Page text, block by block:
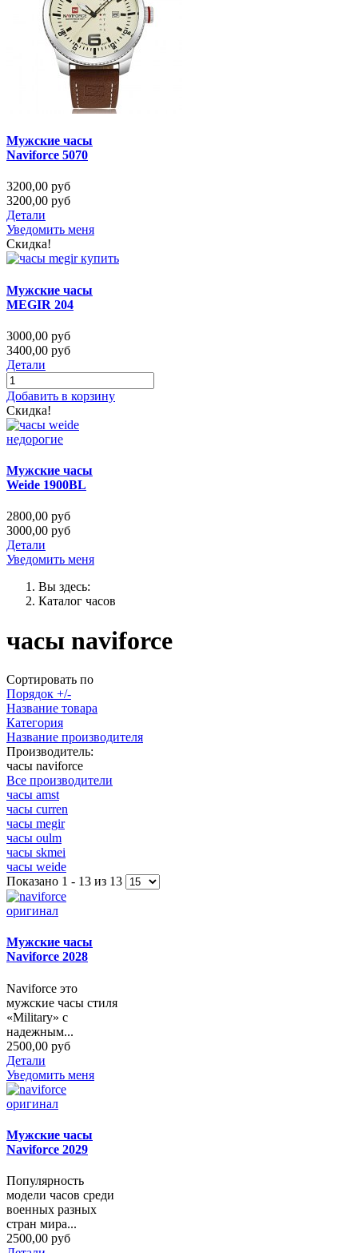
Мужские часы
Naviforce 5070
3200,00 руб
3200,00 руб
Детали
Уведомить меня
Скидка!
Мужские часы
MEGIR 204
3000,00 руб
3400,00 руб
Детали
Добавить в корзину
Скидка!
Мужские часы
Weide 1900BL
2800,00 руб
3000,00 руб
Детали
Уведомить меня
Вы здесь:
Каталог часов
часы naviforce
Сортировать по
Порядок +/-
Название товара
Категория
Название производителя
Производитель:
часы naviforce
Все производители
часы amst
часы curren
часы megir
часы oulm
часы skmei
часы weide
Показано 1 - 13 из 13
Мужские часы
Naviforce 2028
Naviforce это
мужские часы стиля
«Military» с
надежным...
2500,00 руб
Детали
Уведомить меня
Мужские часы
Naviforce 2029
Популярность
модели часов среди
военных разных
стран мира...
2500,00 руб